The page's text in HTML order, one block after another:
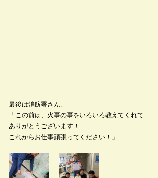
最後は消防署さん。
「この前は、火事の事をいろいろ教えてくれて
ありがとうございます！
これからお仕事頑張ってください！」